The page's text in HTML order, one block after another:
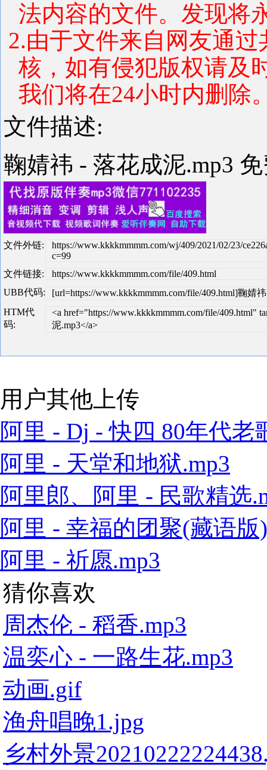
法内容的文件。发现将
2.由于文件来自网友通
核，如有侵犯版权请及
我们将在24小时内删除
文件描述:
鞠婧祎 - 落花成泥.mp3
文件外链:
https://www.kkkkmmmm.com/wj/409/2021/02/23/
c=99
文件链接:
https://www.kkkkmmmm.com/file/409.html
UBB代码:
[url=https://www.kkkkmmmm.com/file/409.html]鞠婧
HTM代
码:
<a href="https://www.kkkkmmmm.com/file/409.html"
泥.mp3</a>
用户其他上传
阿里 - Dj - 快四 80年代老
阿里 - 天堂和地狱.mp3
阿里郎、阿里 - 民歌精选
阿里 - 幸福的团聚(藏语版
阿里 - 祈愿.mp3
猜你喜欢
周杰伦 - 稻香.mp3
温奕心 - 一路生花.mp3
动画.gif
渔舟唱晚1.jpg
乡村外景